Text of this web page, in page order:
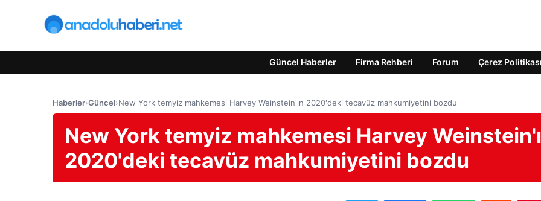
Güncel Haberler Firma Rehberi Forum Çerez Politikası
Haberler›Güncel›New York temyiz mahkemesi Harvey Weinstein'ın 2020'deki tecavüz mahkumiyetini bozdu
New York temyiz mahkemesi Harvey
2020'deki tecavüz mahkumiyetini bozdu